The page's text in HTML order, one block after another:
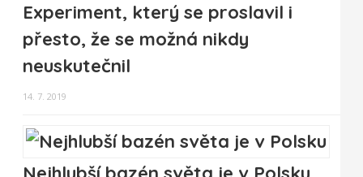
Experiment, který se proslavil i
přesto, že se možná nikdy
neuskutečnil
14. 7. 2019